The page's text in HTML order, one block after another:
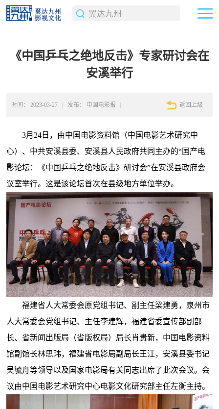
《中国乒乓之绝地反击》专家研讨会在
安溪举行
时间： 2023-03-27 发布： 中国电影报 返回上级
3月24日，由中国电影资料馆（中国电影艺术研究中
心）、中共安溪县委、安溪县人民政府共同主办的“国产电
影论坛：《中国乒乓之绝地反击》研讨会”在安溪县政府会
议室举行。这是该论坛首次在县级地方单位举办。
福建省人大常委会原党组书记、副主任梁建勇，泉州市
人大常委会党组书记、主任李建辉，福建省委宣传部副部
长、省新闻出版局（省版权局）局长肖贵新，中国电影资料
馆副馆长林思玮，福建省电影局副局长王江，安溪县委书记
吴毓舟等领导以及国家电影局有关同志出席了此次会议。会
议由中国电影艺术研究中心电影文化研究部主任左衡主持。